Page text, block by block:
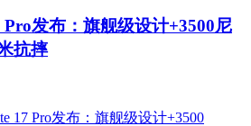
Pro发布：旗舰级设计+3500尼
抗摔